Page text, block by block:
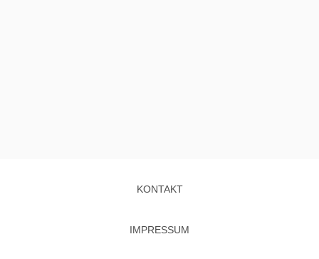
KONTAKT
IMPRESSUM